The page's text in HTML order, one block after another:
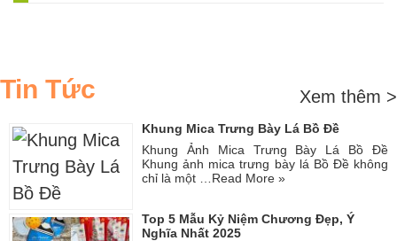
Tin Tức Xem thêm >
Khung Mica Trưng Bày Lá Bồ Đề
Khung Ảnh Mica Trưng Bày Lá Bồ Đề
Khung ảnh mica trưng bày lá Bồ Đề không
chỉ là một … Read More »
Top 5 Mẫu Kỷ Niệm Chương Đẹp, Ý
Nghĩa Nhất 2025